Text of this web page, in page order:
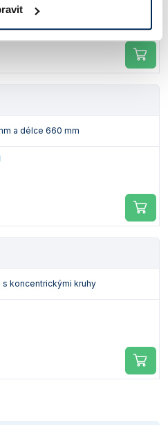
a délce 660 mm
koncentrickými kruhy